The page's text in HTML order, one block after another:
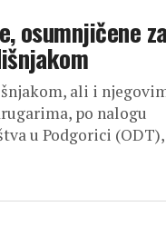
osumnjičene za
ali i
po nalogu
u Podgorici (ODT),